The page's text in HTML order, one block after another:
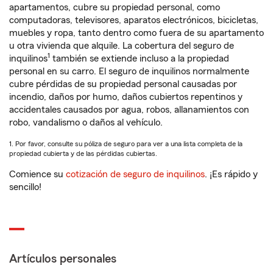
apartamentos, cubre su propiedad personal, como
computadoras, televisores, aparatos electrónicos, bicicletas,
muebles y ropa, tanto dentro como fuera de su apartamento
u otra vivienda que alquile. La cobertura del seguro de
inquilinos1 también se extiende incluso a la propiedad
personal en su carro. El seguro de inquilinos normalmente
cubre pérdidas de su propiedad personal causadas por
incendio, daños por humo, daños cubiertos repentinos y
accidentales causados por agua, robos, allanamientos con
robo, vandalismo o daños al vehículo.
1. Por favor, consulte su póliza de seguro para ver a una lista completa de la
propiedad cubierta y de las pérdidas cubiertas.
Comience su cotización de seguro de inquilinos. ¡Es rápido y
sencillo!
Artículos personales